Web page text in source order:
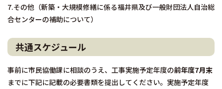
7.その他（新築・大規模修繕に係る福井県及び一般財団法人自治総
合センターの補助について）
共通スケジュール
事前に市民協働課に相談のうえ、工事実施予定年度の前年度7月末
までに下記に記載の必要書類を提出してください。実施予定年度